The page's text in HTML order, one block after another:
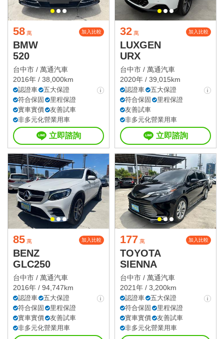
58 萬 加入比較
BMW
520
台中市 / 萬通汽車
2016年 / 38,000km
認證車
五大保證
符合保固
里程保證
實車實價
友善試車
非多元化營業用車
立即諮詢
32 萬 加入比較
LUXGEN
URX
台中市 / 萬通汽車
2020年 / 39,015km
認證車
五大保證
符合保固
里程保證
友善試車
非多元化營業用車
立即諮詢
85 萬 加入比較
BENZ
GLC250
台中市 / 萬通汽車
2016年 / 94,747km
認證車
五大保證
符合保固
里程保證
實車實價
友善試車
非多元化營業用車
177 萬 加入比較
TOYOTA
SIENNA
台中市 / 萬通汽車
2021年 / 3,200km
認證車
五大保證
符合保固
里程保證
實車實價
友善試車
非多元化營業用車